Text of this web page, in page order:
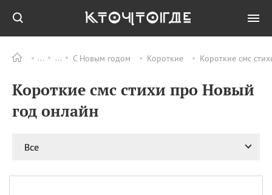
С Новым годом Короткие Короткие смс
Короткие смс стихи про Новый
год онлайн
Все
ПРАЗДНИКИ Все
06.08 Преображение
Господне у западных
Романа и Давида